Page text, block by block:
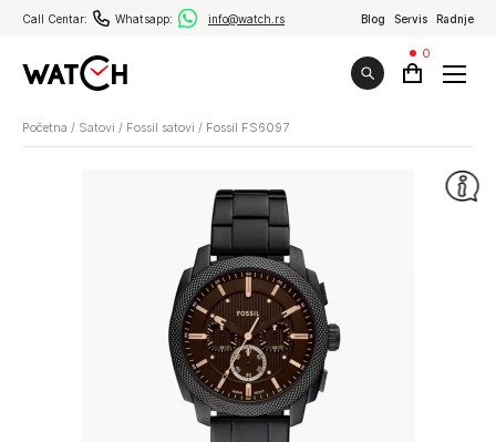
Call Centar: Whatsapp: info@watch.rs Blog Servis Radnje
0
Početna / Satovi / Fossil satovi / Fossil FS6097